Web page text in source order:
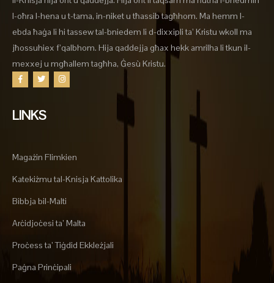
l-oħra l-hena u t-tama, in-niket u tħassib tagħhom. Ma hemm l-
ebda ħaġa li hi tassew tal-bniedem li d-dixxipli ta’ Kristu wkoll ma
jħossuhiex f’qalbhom. Hija qaddejja għax hekk amrilha li tkun il-
mexxej u mgħallem tagħha, Ġesù Kristu.
LINKS
Magażin Flimkien
Katekiżmu tal-Knisja Kattolika
Bibbja bil-Malti
Arċidjoċesi ta’ Malta
Proċess ta’ Tiġdid Ekkleżjali
Paġna Prinċipali